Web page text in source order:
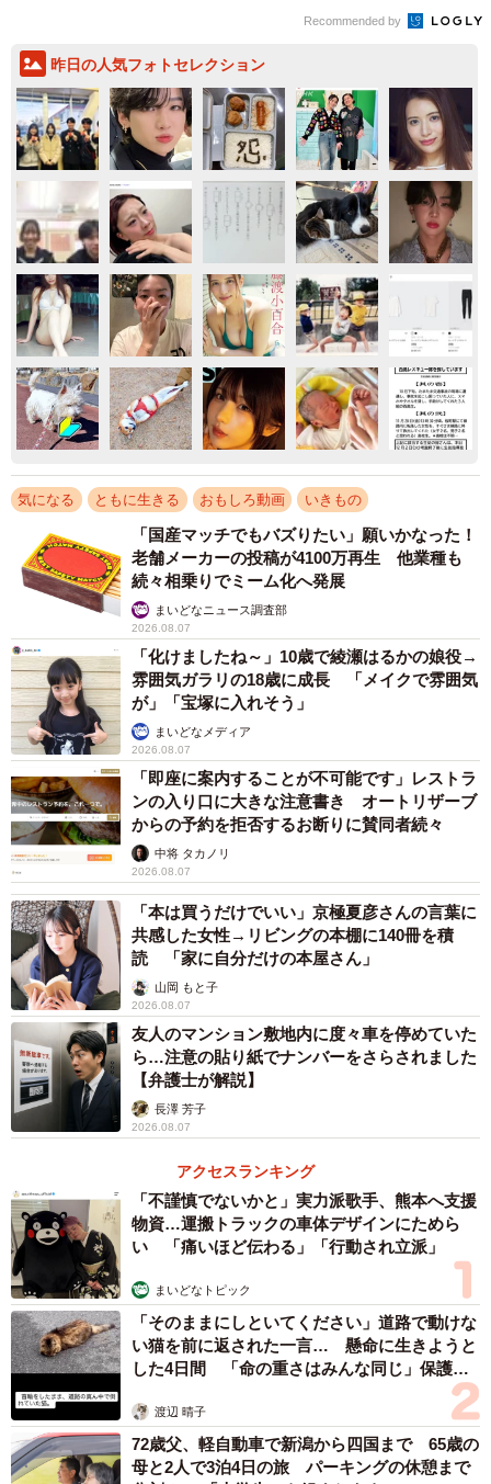
Recommended by
昨日の人気フォトセレクション
気になる ともに生きる おもしろ動画 いきもの
「国産マッチでもバズりたい」願いかなった！
老舗メーカーの投稿が4100万再生 他業種も
続々相乗りでミーム化へ発展
まいどなニュース調査部
2026.08.07
「化けましたね～」10歳で綾瀬はるかの娘役→
雰囲気ガラリの18歳に成長 「メイクで雰囲気
が」「宝塚に入れそう」
まいどなメディア
2026.08.07
「即座に案内することが不可能です」レストラ
ンの入り口に大きな注意書き オートリザーブ
からの予約を拒否するお断りに賛同者続々
中将 タカノリ
2026.08.07
「本は買うだけでいい」京極夏彦さんの言葉に
共感した女性→リビングの本棚に140冊を積
読 「家に自分だけの本屋さん」
山岡 もと子
2026.08.07
友人のマンション敷地内に度々車を停めていた
ら…注意の貼り紙でナンバーをさらされました
【弁護士が解説】
長澤 芳子
2026.08.07
アクセスランキング
「不謹慎でないかと」実力派歌手、熊本へ支援
物資…運搬トラックの車体デザインにためら
い 「痛いほど伝わる」「行動され立派」
まいどなトピック
「そのままにしといてください」道路で動けな
い猫を前に返された一言… 懸命に生きようと
した4日間 「命の重さはみんな同じ」保護団
渡辺 晴子
72歳父、軽自動車で新潟から四国まで 65歳の
母と2人で3泊4日の旅 パーキングの休憩まで